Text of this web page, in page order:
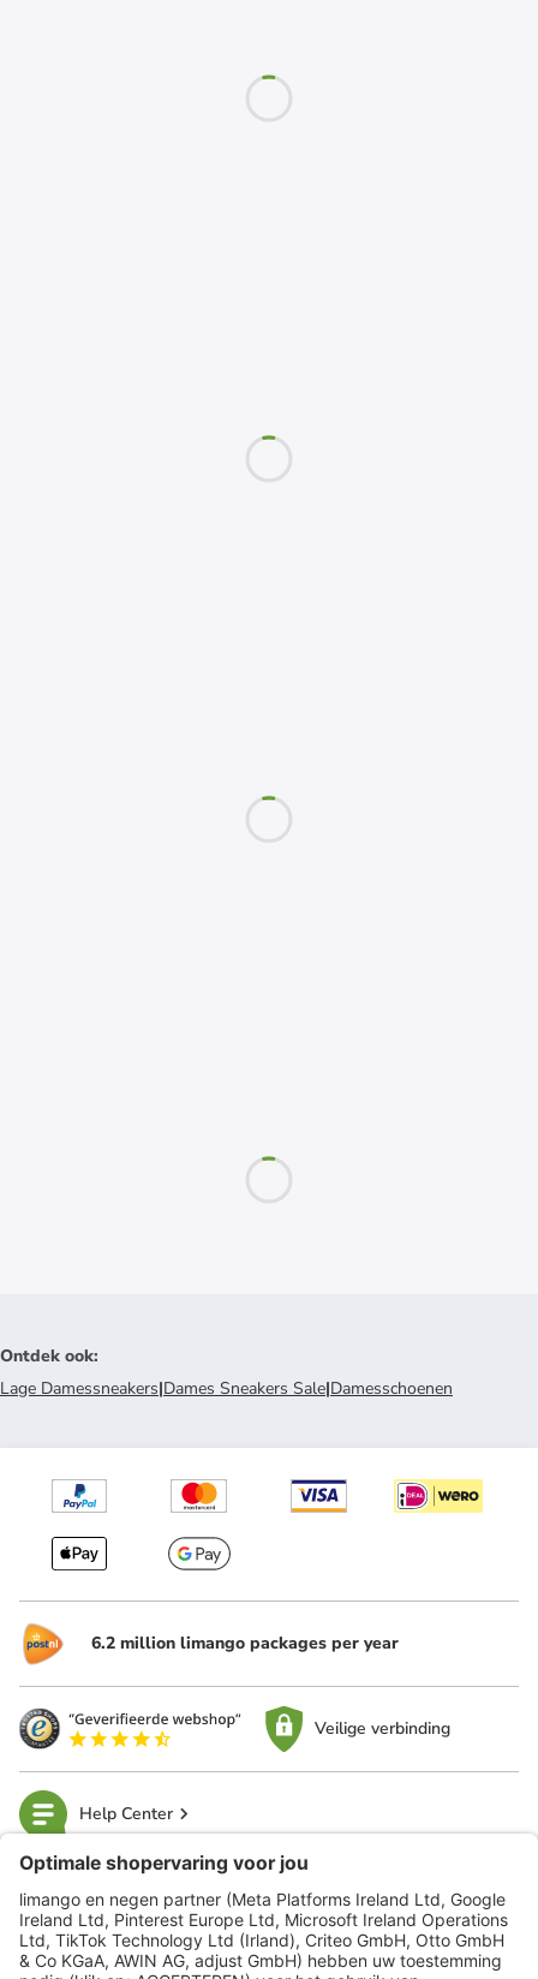
Ontdek ook:
Lage Damessneakers|Dames Sneakers Sale|Damesschoenen
6.2 million limango packages per year
Veilige verbinding
Help Center
limango
Veilig winkelen